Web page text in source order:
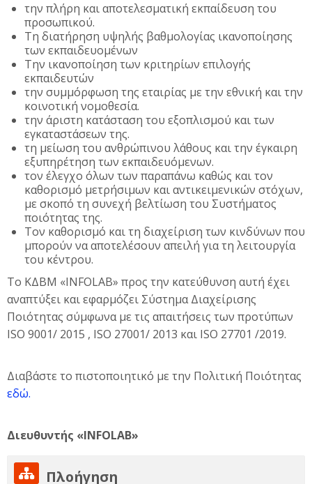
την πλήρη και αποτελεσματική εκπαίδευση του
προσωπικού.
Τη διατήρηση υψηλής βαθμολογίας ικανοποίησης
των εκπαιδευομένων
Την ικανοποίηση των κριτηρίων επιλογής
εκπαιδευτών
την συμμόρφωση της εταιρίας με την εθνική και την
κοινοτική νομοθεσία.
την άριστη κατάσταση του εξοπλισμού και των
εγκαταστάσεων της.
τη μείωση του ανθρώπινου λάθους και την έγκαιρη
εξυπηρέτηση των εκπαιδευόμενων.
τον έλεγχο όλων των παραπάνω καθώς και τον
καθορισμό μετρήσιμων και αντικειμενικών στόχων,
με σκοπό τη συνεχή βελτίωση του Συστήματος
ποιότητας της.
Τον καθορισμό και τη διαχείριση των κινδύνων που
μπορούν να αποτελέσουν απειλή για τη λειτουργία
του κέντρου.
Το ΚΔΒΜ «INFOLAB» προς την κατεύθυνση αυτή έχει
αναπτύξει και εφαρμόζει Σύστημα Διαχείρισης
Ποιότητας σύμφωνα με τις απαιτήσεις των προτύπων
ISO 9001/ 2015 , ISO 27001/ 2013 και ISO 27701 /2019.
Διαβάστε το πιστοποιητικό με την Πολιτική Ποιότητας
εδώ.
Διευθυντής «INFOLAB»
Παράλειψη Πλοήγηση
Πλοήγηση